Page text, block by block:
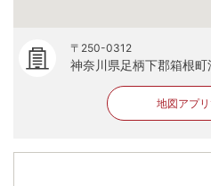
〒250-0312
神奈川県足柄下郡箱根町
地図アプ